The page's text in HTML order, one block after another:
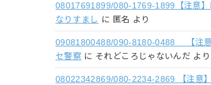
08017691899/080-1769-1899【注意】
なりすまし に 匿名 より
09081800488/090-8180-0488 【注
セ警察 に それどころじゃないんだ より
08022342869/080-2234-2869 【注意